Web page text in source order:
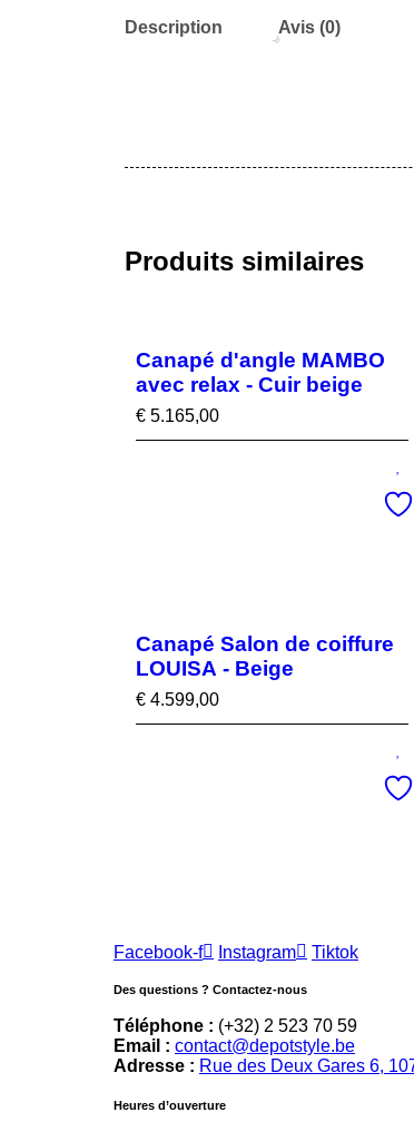
Description Avis (0)
Produits similaires
Canapé d'angle MAMBO
avec relax - Cuir beige
€ 5.165,00
Canapé Salon de coiffure
LOUISA - Beige
€ 4.599,00
Facebook-f Instagram Tiktok
Des questions ? Contactez-nous
Téléphone : (+32) 2 523 70 59
Email : contact@depotstyle.be
Adresse : Rue des Deux Gares 6,
Heures d’ouverture